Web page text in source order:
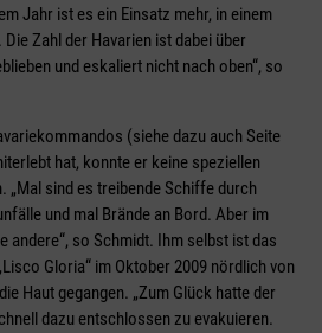
Jahr ist es ein Einsatz mehr, in einem
Zahl der Havarien ist dabei über
und eskaliert nicht nach oben“, so
(siehe dazu auch Seite
hat, konnte er keine speziellen
„Mal sind es treibende Schiffe durch
und mal Brände an Bord. Aber im
andere“, so Schmidt. Ihm selbst ist das
Gloria“ im Oktober 2009 nördlich von
Haut gegangen. „Zum Glück hatte der
dazu entschlossen zu evakuieren.